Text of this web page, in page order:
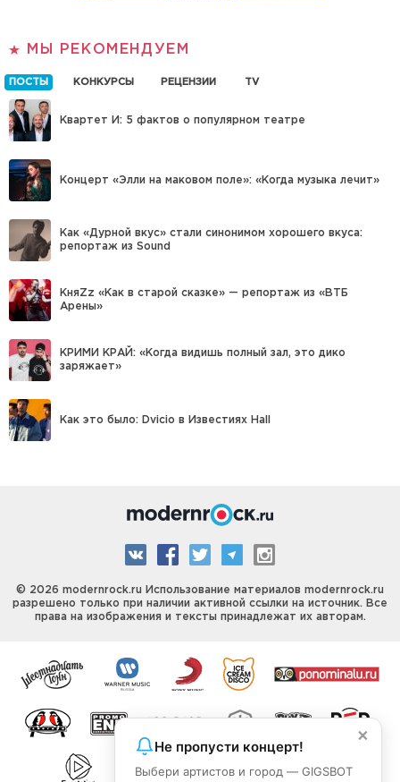
МЫ РЕКОМЕНДУЕМ
ПОСТЫ КОНКУРСЫ РЕЦЕНЗИИ TV
Квартет И: 5 фактов о популярном театре
Концерт «Элли на маковом поле»: «Когда музыка лечит»
Как «Дурной вкус» стали синонимом хорошего вкуса:
репортаж из Sound
КняZz «Как в старой сказке» — репортаж из «ВТБ
Арены»
КРИМИ КРАЙ: «Когда видишь полный зал, это дико
заряжает»
Как это было: Dvicio в Известиях Hall
© 2026 modernrock.ru Использование материалов modernrock.ru
разрешено только при наличии активной ссылки на источник. Все
права на изображения и тексты принадлежат их авторам.
×
Не пропусти концерт!
Выбери артистов и город — GIGSBOT